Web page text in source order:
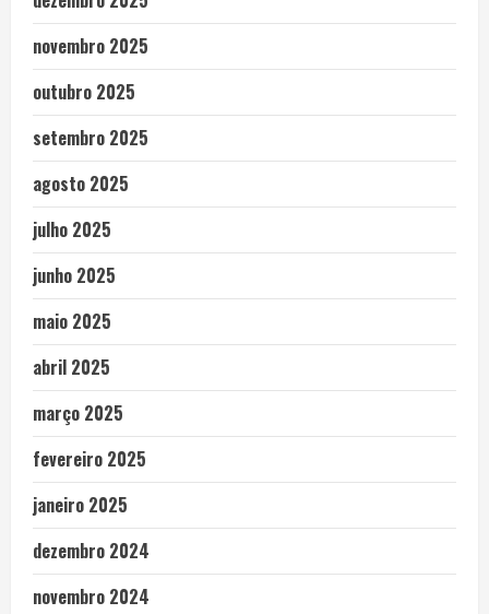
novembro 2025
outubro 2025
setembro 2025
agosto 2025
julho 2025
junho 2025
maio 2025
abril 2025
março 2025
fevereiro 2025
janeiro 2025
dezembro 2024
novembro 2024